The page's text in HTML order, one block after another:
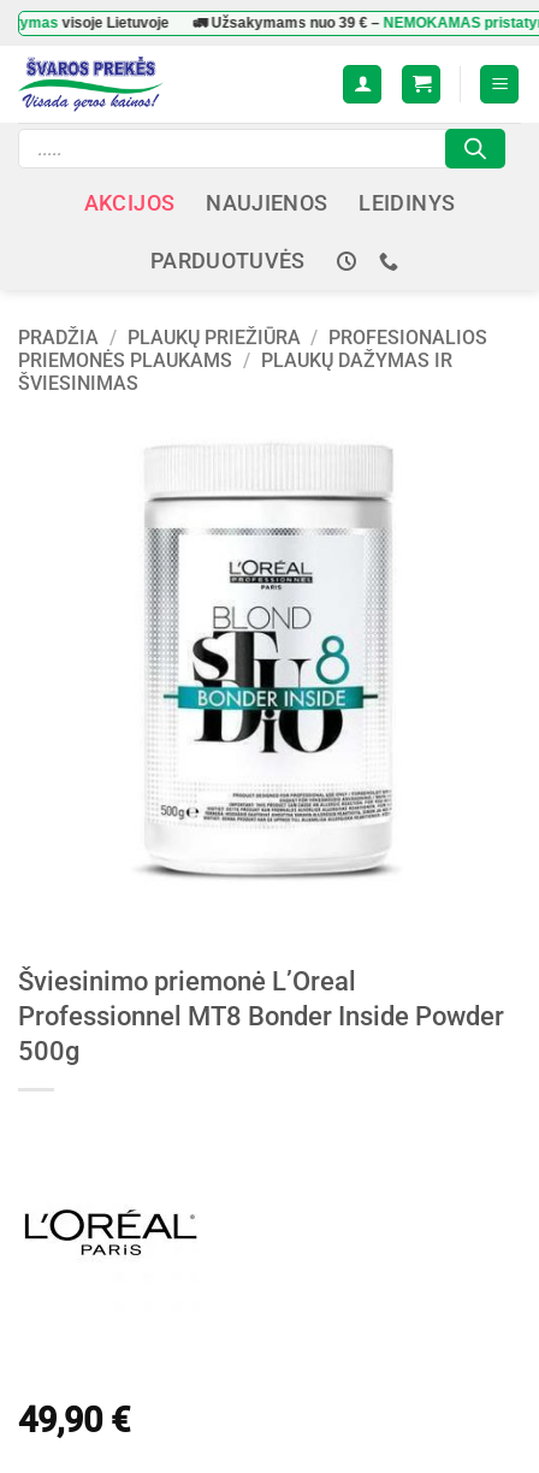
Skip
content
visoje Lietuvoje 🚛 Užsakymams nuo39 €–NEMOKAMAS pristatymas
Products
search
AKCIJOS NAUJIENOS LEIDINYS
PARDUOTUVĖS
PRADŽIA / PLAUKŲ PRIEŽIŪRA / PROFESIONALIOS
PRIEMONĖS PLAUKAMS / PLAUKŲ DAŽYMAS IR
ŠVIESINIMAS
Šviesinimo priemonė L’Oreal
Professionnel MT8 Bonder Inside Powder
500g
49,90 €